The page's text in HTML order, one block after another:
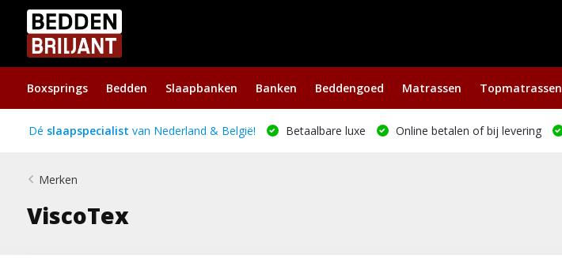
Boxsprings Bedden Slaapbanken Banken Beddengoed Matrassen Topmatrassen
Dé slaapspecialist van Nederland & België! Betaalbare luxe Online betalen of bij levering
Merken
ViscoTex